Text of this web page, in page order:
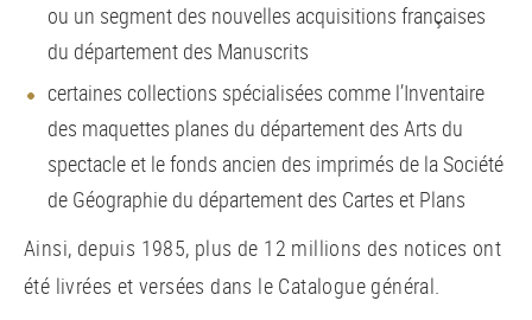
ou un segment des nouvelles acquisitions françaises
du département des Manuscrits
certaines collections spécialisées comme l’Inventaire
des maquettes planes du département des Arts du
spectacle et le fonds ancien des imprimés de la Société
de Géographie du département des Cartes et Plans
Ainsi, depuis 1985, plus de 12 millions des notices ont
été livrées et versées dans le Catalogue général.